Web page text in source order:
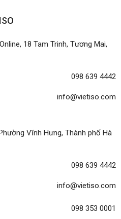
18 Tam Trinh, Tương Mai,
098 639 4442
info@vietiso.com
Vĩnh Hưng, Thành phố Hà
098 639 4442
info@vietiso.com
098 353 0001